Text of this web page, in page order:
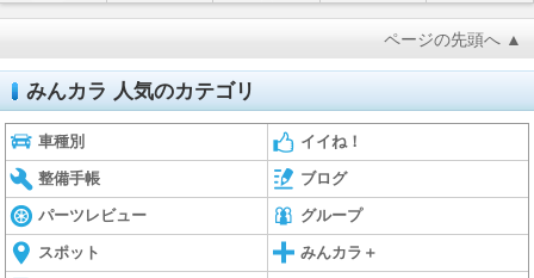
ページの先頭へ ▲
みんカラ 人気のカテゴリ
車種別 イイね！
整備手帳 ブログ
パーツレビュー グループ
スポット みんカラ＋